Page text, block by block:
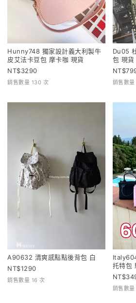
Hunny748 獨家設計義大利製牛
皮艾法卡豆包 摩卡咖 現貨
3290
銷售數量 130 次
Du05
包 現貨
銷售數量
A90632 清爽感點點後背包 白
1290
銷售數量 16 次
托特包
銷售數